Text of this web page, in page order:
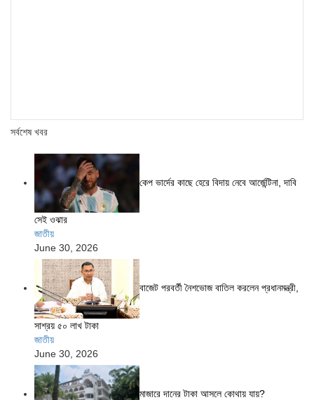
সর্বশেষ খবর
কেপ ভার্দের কাছে হেরে বিদায় নেবে আর্জেন্টিনা, দাবি
সেই ওঝার
জাতীয়
June 30, 2026
বাজেট পরবর্তী নৈশভোজ বাতিল করলেন প্রধানমন্ত্রী,
সাশ্রয় ৫০ লাখ টাকা
জাতীয়
June 30, 2026
মাজারে দানের টাকা আসলে কোথায় যায়?